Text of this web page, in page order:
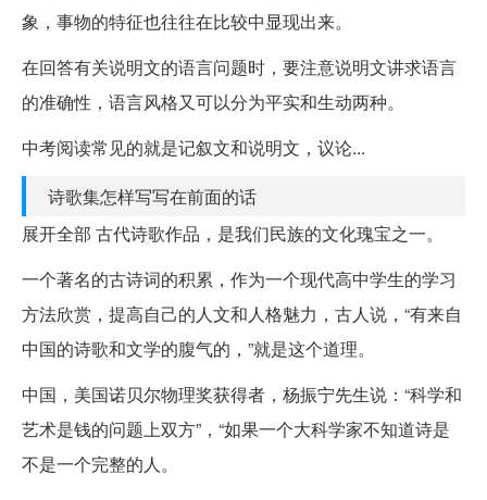
象，事物的特征也往往在比较中显现出来。
在回答有关说明文的语言问题时，要注意说明文讲求语言
的准确性，语言风格又可以分为平实和生动两种。
中考阅读常见的就是记叙文和说明文，议论...
诗歌集怎样写写在前面的话
展开全部 古代诗歌作品，是我们民族的文化瑰宝之一。
一个著名的古诗词的积累，作为一个现代高中学生的学习
方法欣赏，提高自己的人文和人格魅力，古人说，“有来自
中国的诗歌和文学的腹气的，”就是这个道理。
中国，美国诺贝尔物理奖获得者，杨振宁先生说：“科学和
艺术是钱的问题上双方”，“如果一个大科学家不知道诗是
不是一个完整的人。